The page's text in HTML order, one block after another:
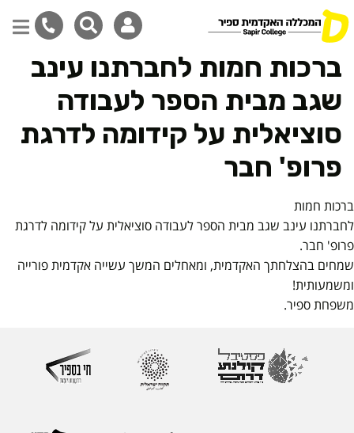
דילוג
לתוכן
המרכזי
ברכות חמות לחברתנו עינב
שגב מבית הספר לעבודה
סוציאלית על קידומה לדרגת
פרופ' חבר
ברכות חמות
לחברתנו עינב שגב מבית הספר לעבודה סוציאלית על קידומה לדרגת
פרופ' חבר.
שמחים בהצלחתך האקדמית, ומאחלים המשך עשייה אקדמית פורייה
ומשמעותית!
משפחת ספיר.